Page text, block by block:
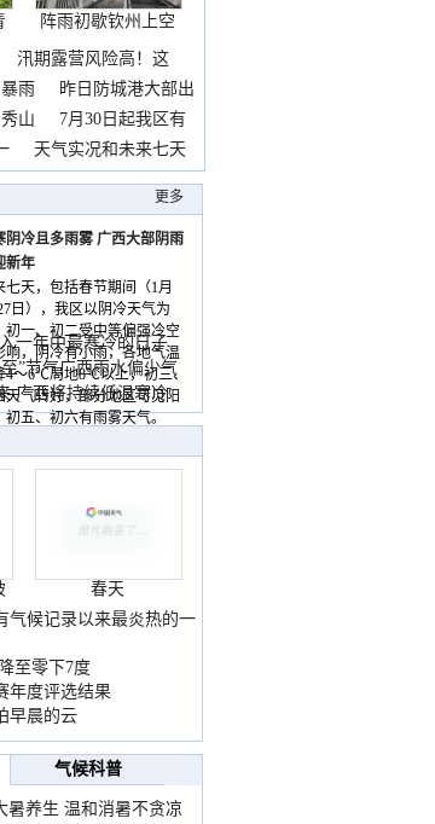
阵雨初歇钦州上空
邂逅
汛期露营风险高！这
雨
昨日防城港大部出
山
7月30日起我区有
天气实况和未来七天
更多
阴冷且多雨雾 广西大部阴雨
新年
七天，包括春节期间（1月
日），我区以阴冷天气为
初一、初二受中等偏强冷空
响，阴冷有小雨，各地气温
4～6℃局地8℃以上，初三、
天气转好，部分地区可见阳
初五、初六有雨雾天气。
一年中最寒冷的日子
”节气广西雨水偏少气
广西将持续低温寒冷
春天
气候记录以来最炎热的一
至零下7度
年度评选结果
早晨的云
气候科普
暑养生 温和消暑不贪凉